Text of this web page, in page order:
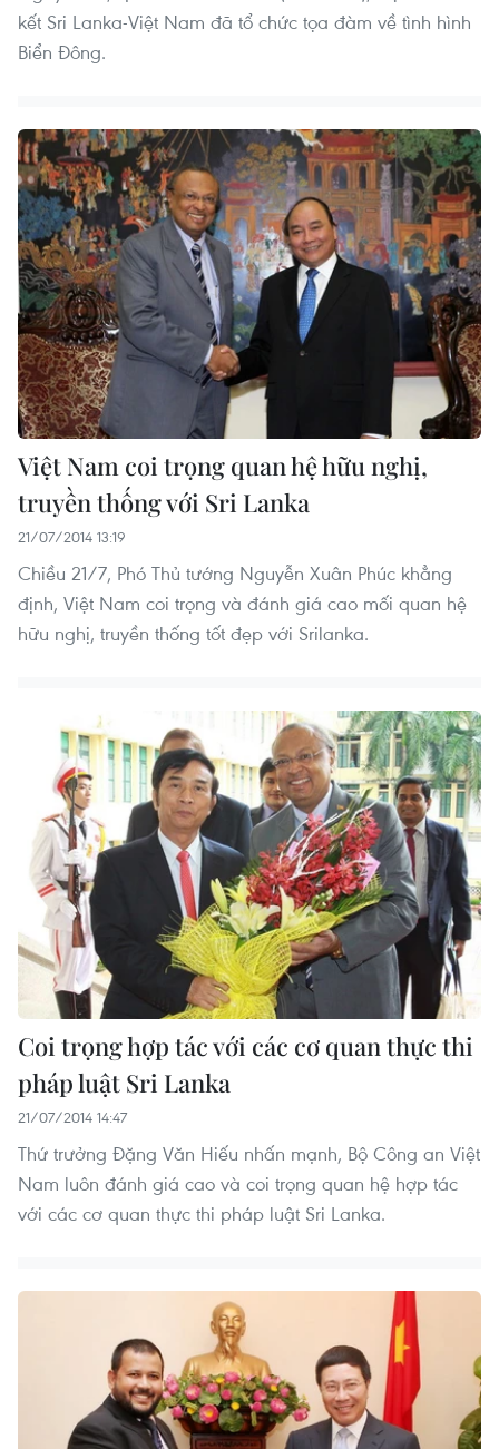
kết Sri Lanka-Việt Nam đã tổ chức tọa đàm về tình hình
Biển Đông.
Việt Nam coi trọng quan hệ hữu nghị,
truyền thống với Sri Lanka
21/07/2014 13:19
Chiều 21/7, Phó Thủ tướng Nguyễn Xuân Phúc khẳng
định, Việt Nam coi trọng và đánh giá cao mối quan hệ
hữu nghị, truyền thống tốt đẹp với Srilanka.
Coi trọng hợp tác với các cơ quan thực thi
pháp luật Sri Lanka
21/07/2014 14:47
Thứ trưởng Đặng Văn Hiếu nhấn mạnh, Bộ Công an Việt
Nam luôn đánh giá cao và coi trọng quan hệ hợp tác
với các cơ quan thực thi pháp luật Sri Lanka.